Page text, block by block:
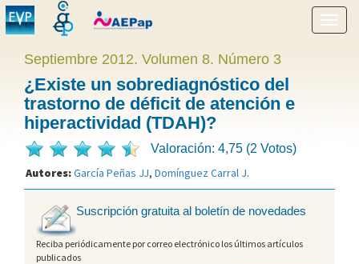
menú
Septiembre 2012. Volumen 8. Número 3
¿Existe un sobrediagnóstico del
trastorno de déficit de atención e
hiperactividad (TDAH)?
Valoración: 4,75 (2 Votos)
Autores:García Peñas JJ, Domínguez Carral J.
Suscripción gratuita al boletín de novedades
Reciba periódicamente por correo electrónico los últimos artículos
publicados